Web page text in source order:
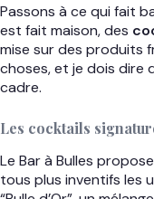
Passons à ce qui fait
est fait maison, des
mise sur des produits
choses, et je dois dire
cadre.
Les cocktails
Le Bar à Bulles
tous plus inventifs les